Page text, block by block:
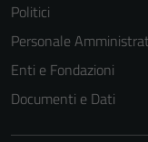
Politici
Personale
Enti e Fondazioni
Documenti e Dati